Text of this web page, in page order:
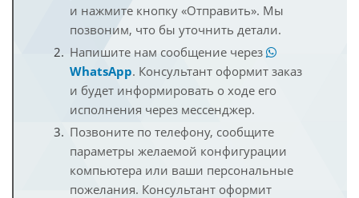
и нажмите кнопку «Отправить». Мы
позвоним, что бы уточнить детали.
Напишите нам сообщение через
WhatsApp. Консультант оформит заказ
и будет информировать о ходе его
исполнения через мессенджер.
Позвоните по телефону, сообщите
параметры желаемой конфигурации
компьютера или ваши персональные
пожелания. Консультант оформит